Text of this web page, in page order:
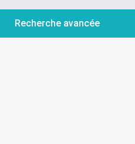
Recherche avancée